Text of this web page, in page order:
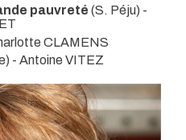
pauvreté (S. Péju) -
CLAMENS
- Antoine VITEZ